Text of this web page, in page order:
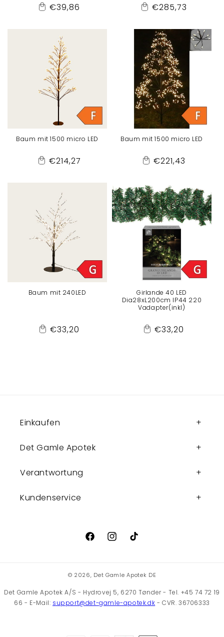
Add
Cart
Normaler
€39,86
Add
Cart
Normaler
€285,73
Baum mit 1500 micro LED
Add
Cart
Normaler
€214,27
Baum mit 1500 micro LED
Add
Normaler
€221,43
Baum mit 240LED
Add
Normaler
€33,20
Girlande 40 LED
Dia28xL200cm IP44 220
Vadapter(inkl)
Add
Normaler
€33,20
Einkaufen
Det Gamle Apotek
Verantwortung
Kundenservice
FacebookInstagram
TikTok
© 2026, Det Gamle Apotek DE
Det Gamle Apotek A/S - Hydrovej 5, 6270 Tønder - Tel. +45 74 72 19
66 - E-Mail: support@det-gamle-apotek.dk - CVR. 36706333